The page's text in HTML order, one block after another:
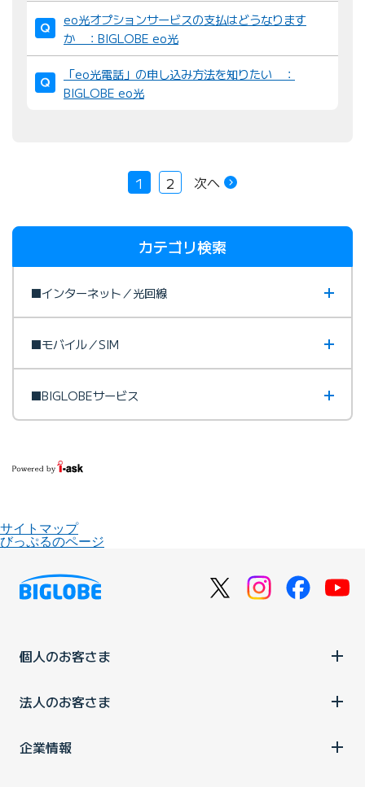
eo光オプションサービスの支払はどうなります
か ：BIGLOBE eo光
「eo光電話」の申し込み方法を知りたい ：
BIGLOBE eo光
1 2 次へ
カテゴリ検索
■インターネット／光回線
■モバイル／SIM
■BIGLOBEサービス
サイトマップ
びっぷるのページ
個人のお客さま
法人のお客さま
企業情報